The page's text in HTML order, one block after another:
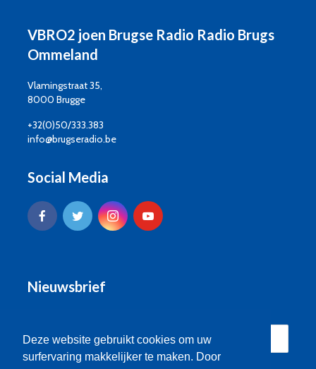
Deze website gebruikt cookies om uw
surfervaring makkelijker te maken. Door
VBRO2 joen Brugse Radio Radio Brugs
Ommeland
Vlamingstraat 35,
8000 Brugge
+32(0)50/333.383
info@brugseradio.be
Social Media
Nieuwsbrief